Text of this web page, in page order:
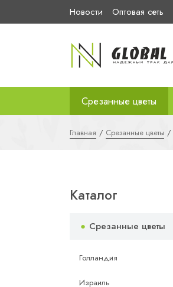
Новости Оптовая сеть
Срезанные цветы
Главная Срезанные цветы
Каталог
Срезанные цветы
Голландия
Израиль